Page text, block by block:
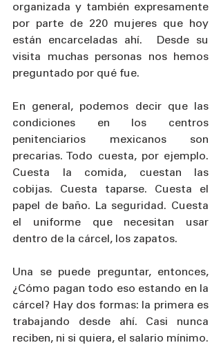
organizada y también expresamente
por parte de 220 mujeres que hoy
están encarceladas ahí.  Desde su
visita muchas personas nos hemos
preguntado por qué fue.
En general, podemos decir que las
condiciones en los centros
penitenciarios mexicanos son
precarias. Todo cuesta, por ejemplo.
Cuesta la comida, cuestan las
cobijas. Cuesta taparse. Cuesta el
papel de baño. La seguridad. Cuesta
el uniforme que necesitan usar
dentro de la cárcel, los zapatos.
Una se puede preguntar, entonces,
¿Cómo pagan todo eso estando en la
cárcel? Hay dos formas: la primera es
trabajando desde ahí. Casi nunca
reciben, ni si quiera, el salario mínimo.